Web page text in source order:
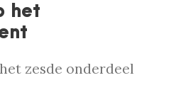
het
zesde onderdeel